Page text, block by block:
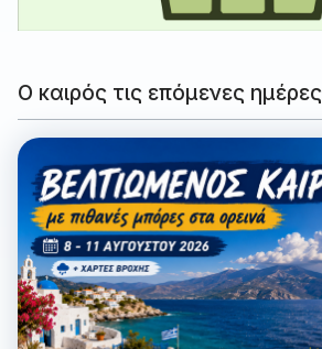
Ο καιρός τις επόμενες ημέρες